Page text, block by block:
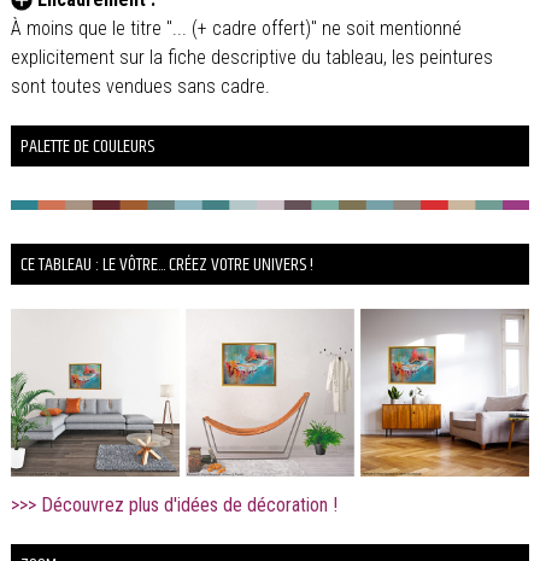
À moins que le titre "... (+ cadre offert)" ne soit mentionné
explicitement sur la fiche descriptive du tableau, les peintures
sont toutes vendues sans cadre.
PALETTE DE COULEURS
CE TABLEAU : LE VÔTRE... CRÉEZ VOTRE UNIVERS !
>>> Découvrez plus d'idées de décoration !